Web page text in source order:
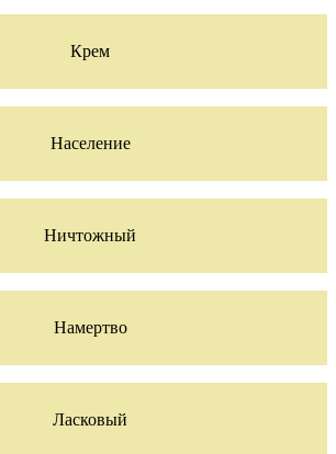
Крем
Население
Ничтожный
Намертво
Ласковый